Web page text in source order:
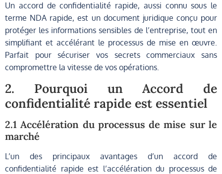
Un accord de confidentialité rapide, aussi connu sous le
terme NDA rapide, est un document juridique conçu pour
protéger les informations sensibles de l’entreprise, tout en
simplifiant et accélérant le processus de mise en œuvre.
Parfait pour sécuriser vos secrets commerciaux sans
compromettre la vitesse de vos opérations.
2. Pourquoi un Accord de
confidentialité rapide est essentiel
2.1 Accélération du processus de mise sur le
marché
L’un des principaux avantages d’un accord de
confidentialité rapide est l’accélération du processus de